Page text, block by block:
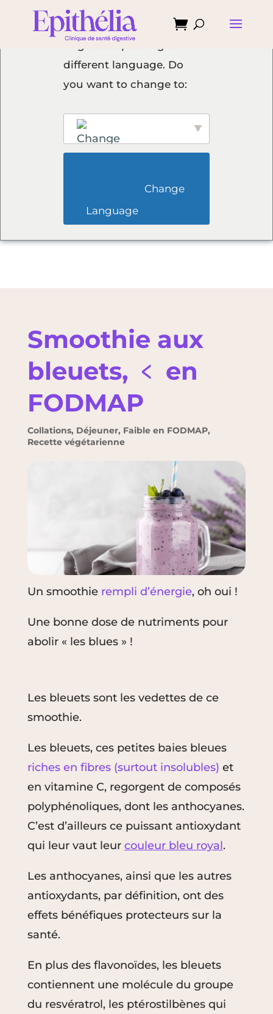
We've detected you
might be speaking a
different language. Do
you want to change to:
Language

Smoothie aux
bleuets, ﹤ en
FODMAP
Collations, Déjeuner, Faible en FODMAP,
Recette végétarienne
Un smoothie rempli d’énergie, oh oui !
Une bonne dose de nutriments pour
abolir « les blues » !
Les bleuets sont les vedettes de ce
smoothie.
Les bleuets, ces petites baies bleues
riches en fibres (surtout insolubles) et
en vitamine C, regorgent de composés
polyphénoliques, dont les anthocyanes.
C’est d’ailleurs ce puissant antioxydant
qui leur vaut leur couleur bleu royal.
Les anthocyanes, ainsi que les autres
antioxydants, par définition, ont des
effets bénéfiques protecteurs sur la
santé.
En plus des flavonoïdes, les bleuets
contiennent une molécule du groupe
du resvératrol, les ptérostilbènes qui